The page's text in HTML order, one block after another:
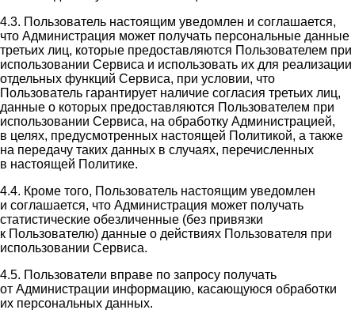
4.3. Пользователь настоящим уведомлен и соглашается,
что Администрация может получать персональные данные
третьих лиц, которые предоставляются Пользователем при
использовании Сервиса и использовать их для реализации
отдельных функций Сервиса, при условии, что
Пользователь гарантирует наличие согласия третьих лиц,
данные о которых предоставляются Пользователем при
использовании Сервиса, на обработку Администрацией,
в целях, предусмотренных настоящей Политикой, а также
на передачу таких данных в случаях, перечисленных
в настоящей Политике.
4.4. Кроме того, Пользователь настоящим уведомлен
и соглашается, что Администрация может получать
статистические обезличенные (без привязки
к Пользователю) данные о действиях Пользователя при
использовании Сервиса.
4.5. Пользователи вправе по запросу получать
от Администрации информацию, касающуюся обработки
их персональных данных.